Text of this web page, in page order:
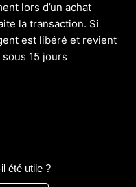
lors d’un achat
la transaction. Si
est libéré et revient
15 jours
été utile ?